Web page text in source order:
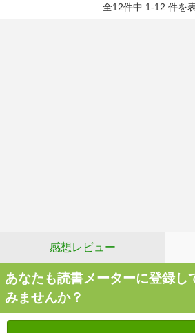
全12件中 1-12 件を
感想レビュー
あなたも読書メーターに登録し
みませんか？